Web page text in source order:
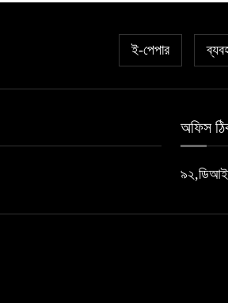
ই-পেপার
অফিস